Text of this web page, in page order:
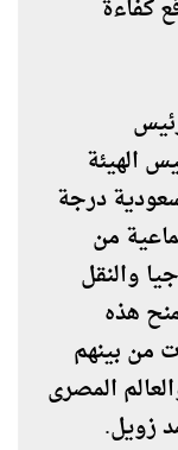
كفاءة
الهيئة
درجة
من
والنقل
هذه
لـ ٤ شخصيات من بينهم
المصرى
زويل.